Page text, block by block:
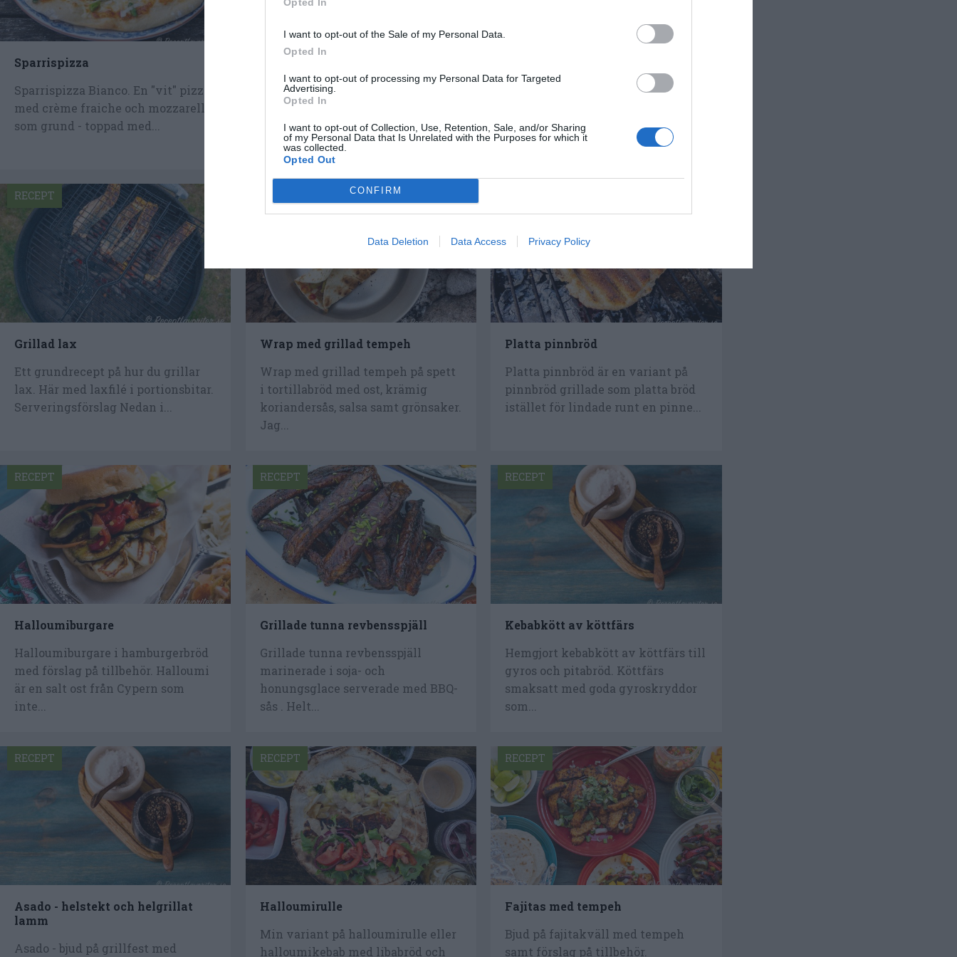
I want to opt-out of the Sale of my Personal Data.
Opted In
I want to opt-out of processing my Personal Data for Targeted
Advertising.
Opted In
I want to opt-out of Collection, Use, Retention, Sale, and/or Sharing
of my Personal Data that Is Unrelated with the Purposes for which it
was collected.
Opted Out
CONFIRM
Data Deletion Data Access Privacy Policy
Sparrispizza
Sparrispizza Bianco. En "vit" pizza
med crème fraiche och mozzarella
som grund - toppad med...
Libapizza Bianco med crème
fraiche och mozzarella som toppas
till servering med löjrom, dill,
grönkål...
Oxfilé Provencale portionsvis
portioner men kan dubbleras
såklart...
Grillad lax
Ett grundrecept på hur du grillar
lax. Här med laxfilé i portionsbitar.
Serveringsförslag Nedan i...
RECEPT
Wrap med grillad tempeh
Wrap med grillad tempeh på spett
i tortillabröd med ost, krämig
koriandersås, salsa samt grönsaker.
Jag...
Platta pinnbröd
Platta pinnbröd är en variant på
pinnbröd grillade som platta bröd
istället för lindade runt en pinne...
Halloumiburgare
Halloumiburgare i hamburgerbröd
med förslag på tillbehör. Halloumi
är en salt ost från Cypern som
inte...
RECEPT
Grillade tunna revbensspjäll
Grillade tunna revbensspjäll
marinerade i soja- och
honungsglace serverade med BBQ-
sås . Helt...
RECEPT
Kebabkött av köttfärs
Hemgjort kebabkött av köttfärs till
gyros och pitabröd. Köttfärs
smaksatt med goda gyroskryddor
som...
RECEPT
Asado - helstekt och helgrillat
lamm
Asado - bjud på grillfest med
RECEPT
Halloumirulle
Min variant på halloumirulle eller
halloumikebab med libabröd och
RECEPT
Fajitas med tempeh
Bjud på fajitakväll med tempeh
samt förslag på tillbehör.
RECEPT